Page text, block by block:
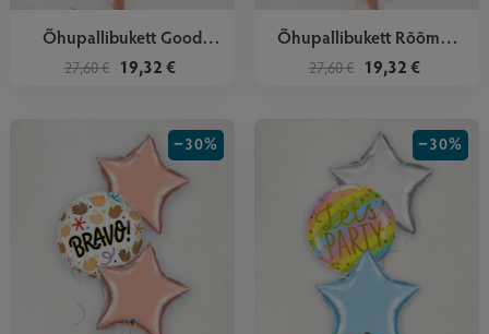
Õhupallibukett Good
Vibes...
27,60 € 19,32 €
Õhupallibukett Rõõmus
Sinine
27,60 € 19,32 €
−30% −30%